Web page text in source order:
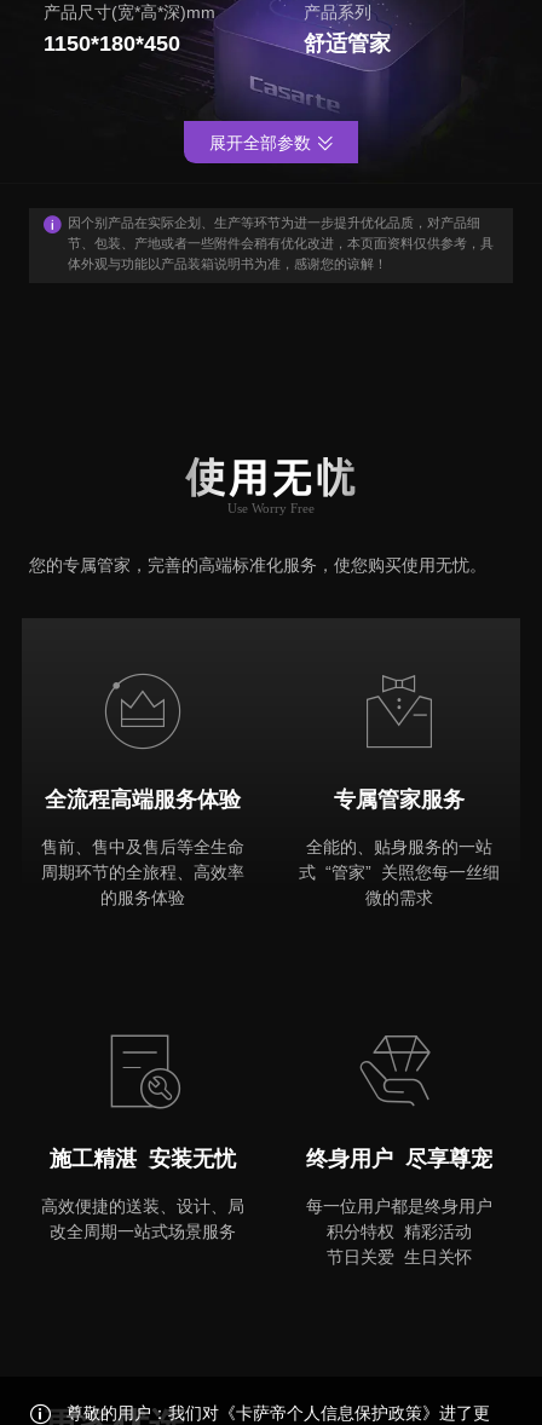
产品尺寸(宽*高*深)mm
1150*180*450
产品系列
舒适管家
因个别产品在实际企划、生产等环节为进一步提升优化品质，对产品细
节、包装、产地或者一些附件会稍有优化改进，本页面资料仅供参考，具
体外观与功能以产品装箱说明书为准，感谢您的谅解！
展开全部参数
使用无忧
Use Worry Free
您的专属管家，完善的高端标准化服务，使您购买使用无忧。
全流程高端服务体验
售前、售中及售后等全生命
周期环节的全旅程、高效率
的服务体验
专属管家服务
全能的、贴身服务的一站
式 “管家” 关照您每一丝细
微的需求
施工精湛 安装无忧
高效便捷的送装、设计、局
改全周期一站式场景服务
终身用户 尽享尊宠
每一位用户都是终身用户
积分特权 精彩活动
节日关爱 生日关怀
尊敬的用户：我们对《卡萨帝个人信息保护政策》进了更